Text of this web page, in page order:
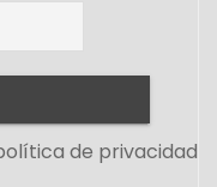
de privacidad